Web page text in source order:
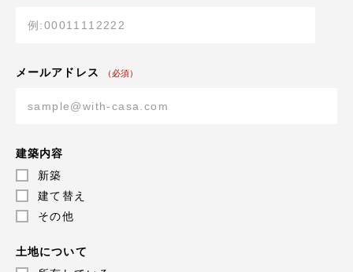
メールアドレス （必須）
建築内容
新築
建て替え
その他
土地について